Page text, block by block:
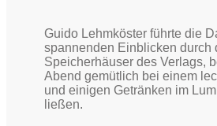
Guido Lehmköster führte die
spannenden Einblicken durch
Speicherhäuser des Verlags,
Abend gemütlich bei einem
und einigen Getränken im
ließen.